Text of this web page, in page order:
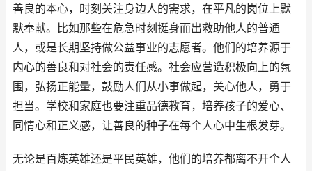
善良的本心，时刻关注身边人的需求，在平凡的岗位上默
默奉献。比如那些在危急时刻挺身而出救助他人的普通
人，或是长期坚持做公益事业的志愿者。他们的培养源于
内心的善良和对社会的责任感。社会应营造积极向上的氛
围，弘扬正能量，鼓励人们从小事做起，关心他人，勇于
担当。学校和家庭也要注重品德教育，培养孩子的爱心、
同情心和正义感，让善良的种子在每个人心中生根发芽。
无论是百炼英雄还是平民英雄，他们的培养都离不开个人